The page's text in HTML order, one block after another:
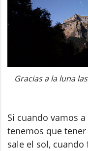
Gracias a la luna
Si cuando vamos
tenemos que
sale el sol,